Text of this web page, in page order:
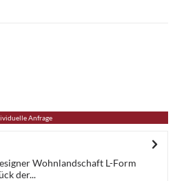
Anfrage
Wohnlandschaft L-Form
der...